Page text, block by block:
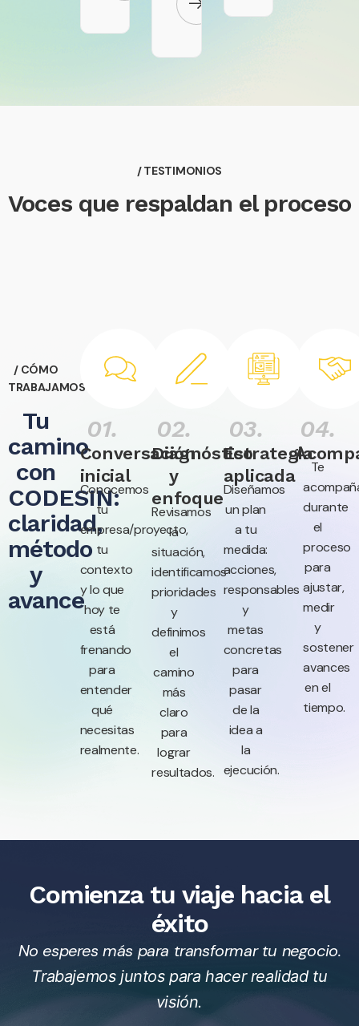
/ TESTIMONIOS
Voces que respaldan el proceso
/ CÓMO
TRABAJAMOS
Tu
camino
con
CODESIN:
claridad,
método
y
avance
01.
Conversación
inicial
Conocemos
tu
empresa/proyecto,
tu
contexto
y lo que
hoy te
está
frenando
para
entender
qué
necesitas
realmente.
02.
⁠Diagnóstico
y
enfoque
Revisamos
la
situación,
identificamos
prioridades
y
definimos
el
camino
más
claro
para
lograr
resultados.
03.
Estrategia
aplicada
Diseñamos
un plan
a tu
medida:
acciones,
responsables
y
metas
concretas
para
pasar
de la
idea a
la
ejecución.
04.
Te
durante
el
proceso
para
ajustar,
medir
y
sostener
avances
en el
tiempo.
Comienza tu viaje hacia el
éxito
No esperes más para transformar tu negocio.
Trabajemos juntos para hacer realidad tu
visión.